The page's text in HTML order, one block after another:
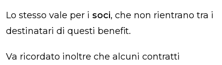
Lo stesso vale per i soci, che non rientrano tra i
destinatari di questi benefit.
Va ricordato inoltre che alcuni contratti